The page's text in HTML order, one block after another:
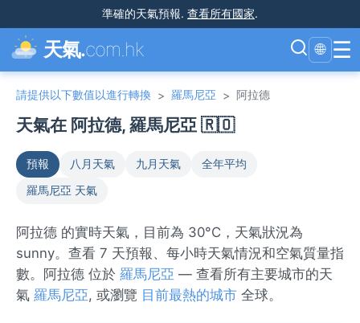
準確的天氣預報. 查看所有國家.
天氣.com.hk 🌐 ☰
請提供以下數值以進行轉換 > 羅馬尼亞 > 阿拉德
天氣在 阿拉德, 羅馬尼亞 🇷🇴
預報 八月天氣 九月天氣
全年平均
羅馬尼亞 天氣
阿拉德 的實時天氣，目前為 30°C，天氣狀況為
sunny。查看 7 天預報、每小時天氣情況和空氣質量指
數。阿拉德 位於 羅馬尼亞 — 查看所有主要城市的天
氣 羅馬尼亞, 或瀏覽 目前最熱的城市 全球。